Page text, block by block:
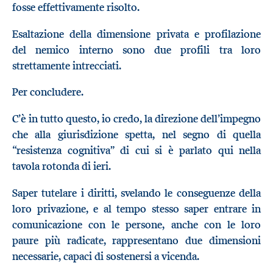
fosse effettivamente risolto.
Esaltazione della dimensione privata e profilazione
del nemico interno sono due profili tra loro
strettamente intrecciati.
Per concludere.
C’è in tutto questo, io credo, la direzione dell’impegno
che alla giurisdizione spetta, nel segno di quella
“resistenza cognitiva” di cui si è parlato qui nella
tavola rotonda di ieri.
Saper tutelare i diritti, svelando le conseguenze della
loro privazione, e al tempo stesso saper entrare in
comunicazione con le persone, anche con le loro
paure più radicate, rappresentano due dimensioni
necessarie, capaci di sostenersi a vicenda.